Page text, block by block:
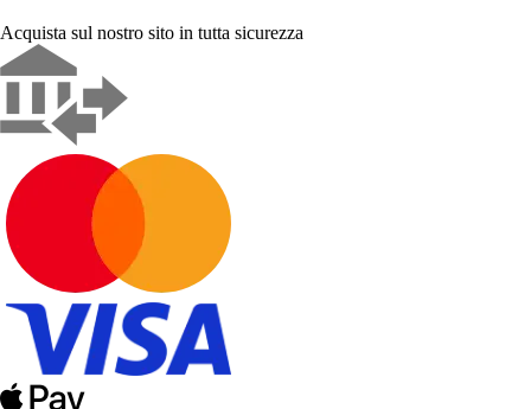
Acquista sul nostro sito in tutta sicurezza